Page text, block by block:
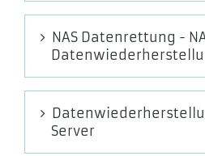
NAS Datenrettung -
Server